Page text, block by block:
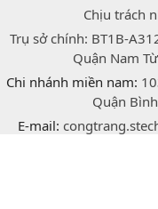
Chịu trách
Trụ sở chính: BT1B-
Quận Nam
Chi nhánh miền nam:
Quận
E-mail: